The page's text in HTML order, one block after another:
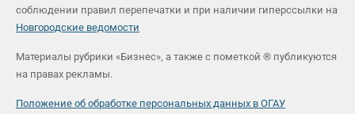
соблюдении правил перепечатки и при наличии гиперссылки на
Новгородские ведомости
Материалы рубрики «Бизнес», а также с пометкой ® публикуются
на правах рекламы.
Положение об обработке персональных данных в ОГАУ